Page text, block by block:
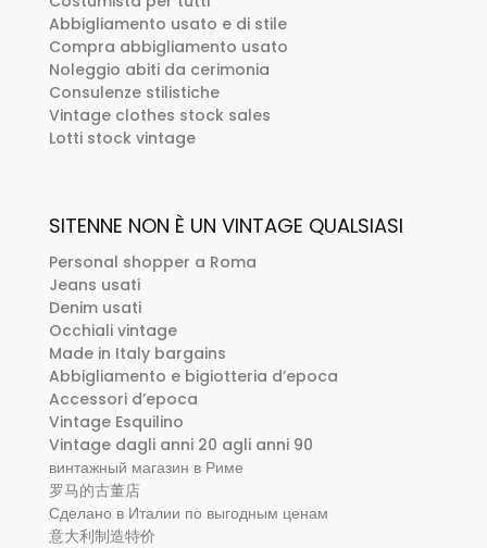
Abbigliamento usato e di stile
Compra abbigliamento usato
Noleggio abiti da cerimonia
Consulenze stilistiche
Vintage clothes stock sales
Lotti stock vintage
SITENNE NON È UN VINTAGE QUALSIASI
Personal shopper a Roma
Jeans usati
Denim usati
Occhiali vintage
Made in Italy bargains
Abbigliamento e bigiotteria d’epoca
Accessori d’epoca
Vintage Esquilino
Vintage dagli anni 20 agli anni 90
винтажный магазин в Риме
罗马的古董店
Сделано в Италии по выгодным ценам
意大利制造特价